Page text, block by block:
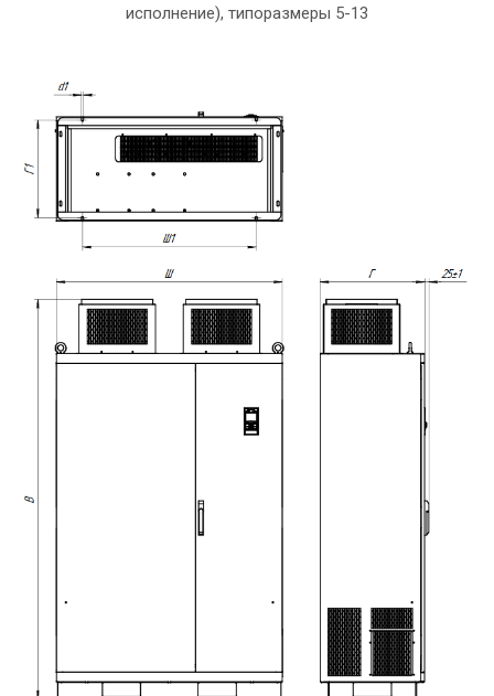
исполнение), типоразмеры 5-13